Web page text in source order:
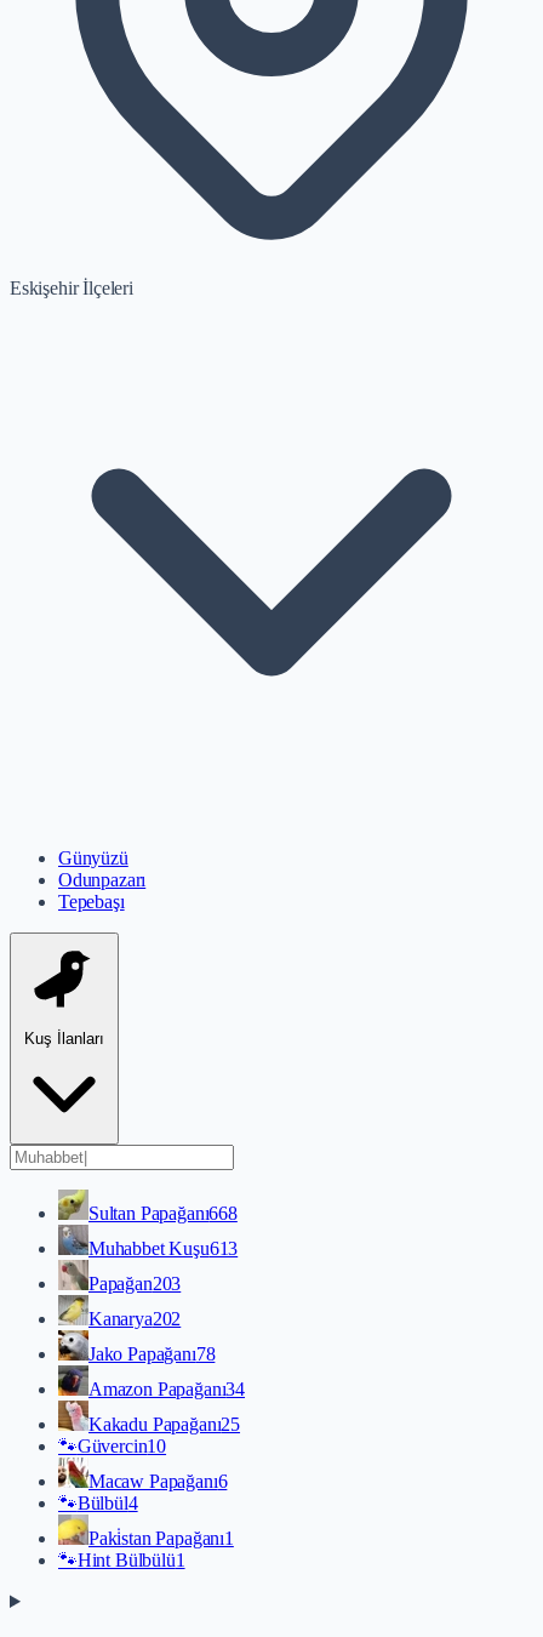
Eskişehir İlçeleri
Günyüzü
Odunpazarı
Tepebaşı
Kuş İlanları
Sultan Papağanı668
Muhabbet Kuşu613
Papağan203
Kanarya202
Jako Papağanı78
Amazon Papağanı34
Kakadu Papağanı25
🐾Güvercin10
Macaw Papağanı6
🐾Bülbül4
Paki̇stan Papağanı1
🐾Hint Bülbülü1